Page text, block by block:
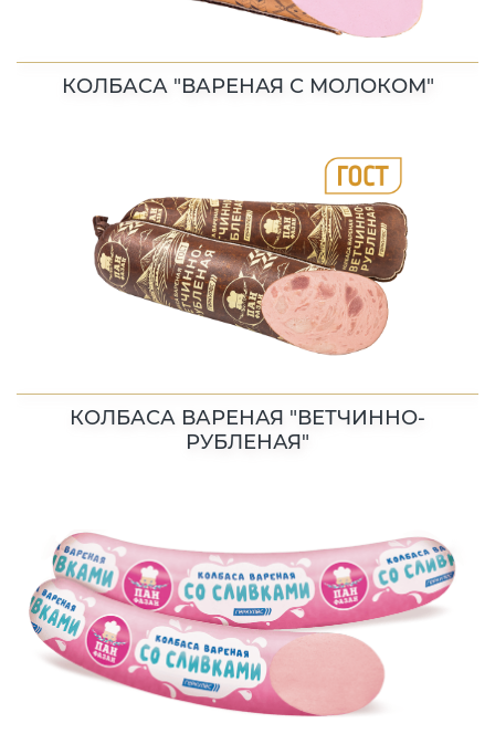
КОЛБАСА "ВАРЕНАЯ С МОЛОКОМ"
КОЛБАСА ВАРЕНАЯ "ВЕТЧИННО-
РУБЛЕНАЯ"